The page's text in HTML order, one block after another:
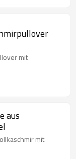
mit
aus
mit